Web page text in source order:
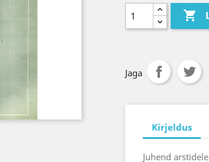

Jaga
Kirjeldus
Juhend arstidele